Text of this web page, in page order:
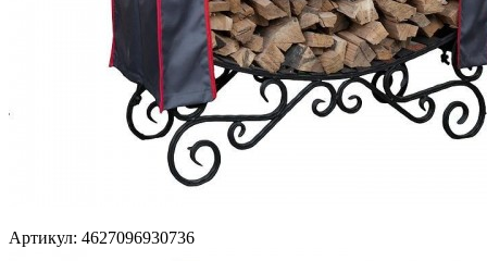
Артикул: 4627096930736